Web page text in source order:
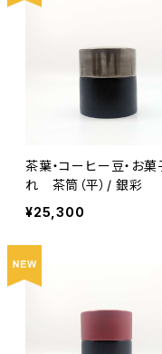
茶葉・コーヒー豆・お菓
れ 茶筒（平）/ 銀彩
¥25,300